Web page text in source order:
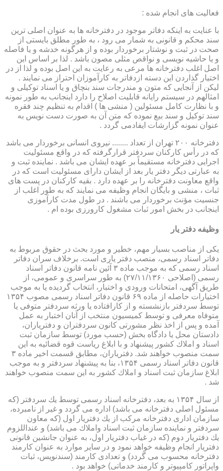
فعالیت های انجام شده :
با عنایت به اینکه دفاتر موجود در دفترخانه ها به عنوان اصلی ترین
سند محکم و قانونی به شمار می رود ، به طور مطلق بایستی از
صحت در ثبت و نوشتار برخوردار بوده و از هرگونه خدشه و یا فاصله
و یا حاشیه نویسی و نواقص مثلی مصون باشد . لذا بر اساس این
اصل اغلب دفترخانه ها مرعی به رعایت به این اصل بوده و لذا از در
اختیار گذاردن این دسته ازدفاتر به کارآموزان احتراز می نمایند .
لیکن از آنجایی که متون و مندرجات سند بنچاق و یا اسناد توکیلی و
امثالهم در سیستم رایانه قابلیت اصلاح را دارد اینجانب به طور نمونه
و با نظارت کامل مسئولین ( منشی ها ) اقدام به تنظیم چند فقره
سند توکیل و سند بیع نموده که متن آن به صورت دست نویس به
عنوان نمونه گزارشات ایفادمی گردد .
دفترخانه ۲۰۰ تهران از تعداد ........ نیروی انسانی برخوردار می باشد
که در رأس کارکنان سردفتر قرارگرفته که در واقع مسئولیت
اجرایی دفترخانه مستقیماً بر عهده ایشان می باشد . نماینده ثبت و
به عبارتی دیگر دفتر یار بعد از ایشان دارای مسئولیت است که در
واقع معاونت دفترخانه را بر عهده دارد . بقیه کارکنان در پست های
ثبات ، منشی و بایگان انجام وظیفه می نمایند که به طور اغلب از
جنسیت مؤنث برخوردار می باشند . در طول مدت کارآموزی
اینجانب در بخش امور ثبات مشغول کارورزی بوده ام .
وظیفه دفتر یار
یكی از مناصب بسیار مهم، خطیر و مورد بحث در حقوق مربوط به
دفاتر اسناد رسمی، منصب دفتر یاری است. برخلاف سران دفاتر
اسناد رسمی كه به موجب ماده ۳ آئین نامه قانون دفاتر اسناد
رسمی (اصلاحی ۲۷/۱۱/۱۳۶۰) به طور سراسری و عمومی، از
طریق آگهی، امتحانات ورودی و اختبار، انتخاب گردیده یا به موجب
اختیارات حاصله از ماده ۶۹ قانون دفاتر اسناد رسمی مصوب ۱۳۵۴
توسط سردفتر بازنشسته و از كارافتاده یا ورثه سردفتر متوفی یا
متوفاه معرفی و توسط كمیسیون منتخب از آنان اختبار به عمل
آمده و پس از اخذ نظر مشورتی كانون سردفتران و دفتریاران،
دادستان محل یا دادگاه بخش (حسب مورد) توسط سازمان ثبت
اسناد و املاك كشور پیشنهاد و با ابلاغ ریاست قوه قضائیه به این
سمت منصوب خواهند شد. دفتریاران، مطابق قسمت اخیر ماده ۳
قانون دفاتر اسناد رسمی ۱۳۵۴، بنا به پیشنهاد سردفتر و به موجب
ابلاغ سازمان ثبت اسناد و املاك كشور به این سمت منصوب خواهند
شد .
از سال ۱۳۵۴ به بعد، دفترخانه اسناد رسمی توسط یك سردفتر (كه
مسئول اصلی دفترخانه می باشد) اداره می گردد و غیر از نامبرده،
سازمان اداری دفترخانه مركب از یك دفتریار اول (كه معاون
سردفتر و نماینده سازمان ثبت اسناد واملاك می باشد) و عنداللزوم
یك دفتریار دوم (كه در غیاب دفتریار اول، به عنوان جانشین قانونی
دفتریار انجام وظیفه خواهد نمود و در سایر موارد به عنوان كارمند
دفترخانه محسوب می گردد) و تعدادی كارمند (سندنویس، ثبات
واپراتور كامپیوتر و كارمند خدماتی) خواهد بود .